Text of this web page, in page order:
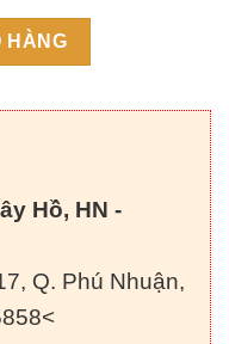
số lượng
HÀNG
Hồ, HN -
Q. Phú Nhuận,